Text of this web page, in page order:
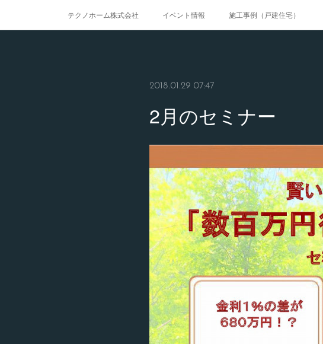
テクノホーム株式会社 イベント情報 施工事例（戸建住宅）
2018.01.29 07:47
2月のセミナー